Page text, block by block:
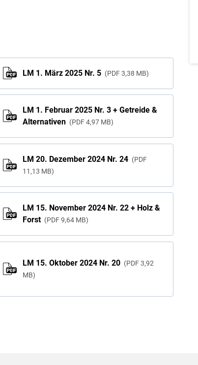
LM 1. März 2025 Nr. 5 PDF 3,38 MB
LM 1. Februar 2025 Nr. 3 + Getreide &
Alternativen
PDF 4,97 MB
LM 20. Dezember 2024 Nr. 24
PDF
11,13 MB
LM 15. November 2024 Nr. 22 + Holz &
Forst
PDF 9,64 MB
LM 15. Oktober 2024 Nr. 20 PDF 3,92
MB